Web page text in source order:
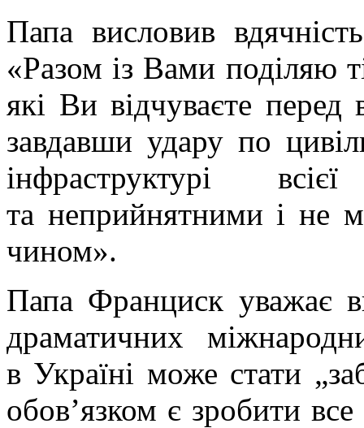
Папа висловив
«Разом із Вами поділяю
які Ви відчуваєте перед
завдавши удару по
інфраструктурі
та неприйнятними і не
чином».
Папа Франциск уважає
драматичних
в Україні може стати
обов’язком є зробити